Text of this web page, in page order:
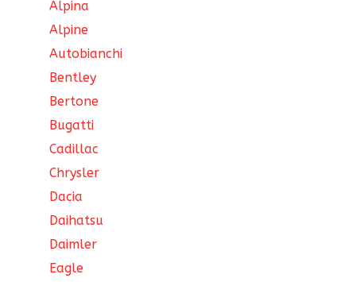
Alpina
Alpine
Autobianchi
Bentley
Bertone
Bugatti
Cadillac
Chrysler
Dacia
Daihatsu
Daimler
Eagle